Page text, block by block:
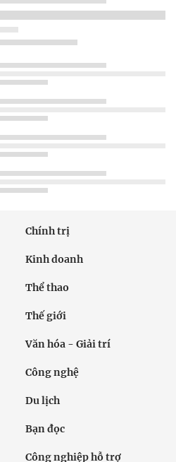
Chính trị
Kinh doanh
Thể thao
Thế giới
Văn hóa - Giải trí
Công nghệ
Du lịch
Bạn đọc
Công nghiệp hỗ trợ